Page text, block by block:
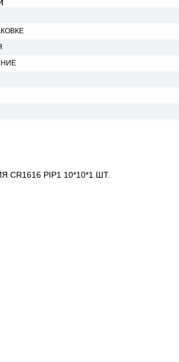
PIP1 10*10*1 ШТ.